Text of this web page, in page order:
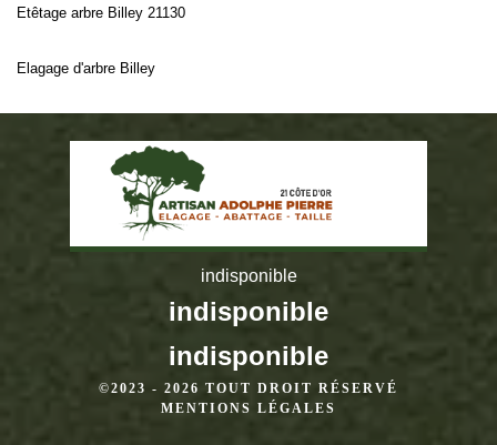
Etêtage arbre Billey 21130
Elagage d'arbre Billey
indisponible
indisponible
indisponible
©2023 - 2026 TOUT DROIT RÉSERVÉ
MENTIONS LÉGALES